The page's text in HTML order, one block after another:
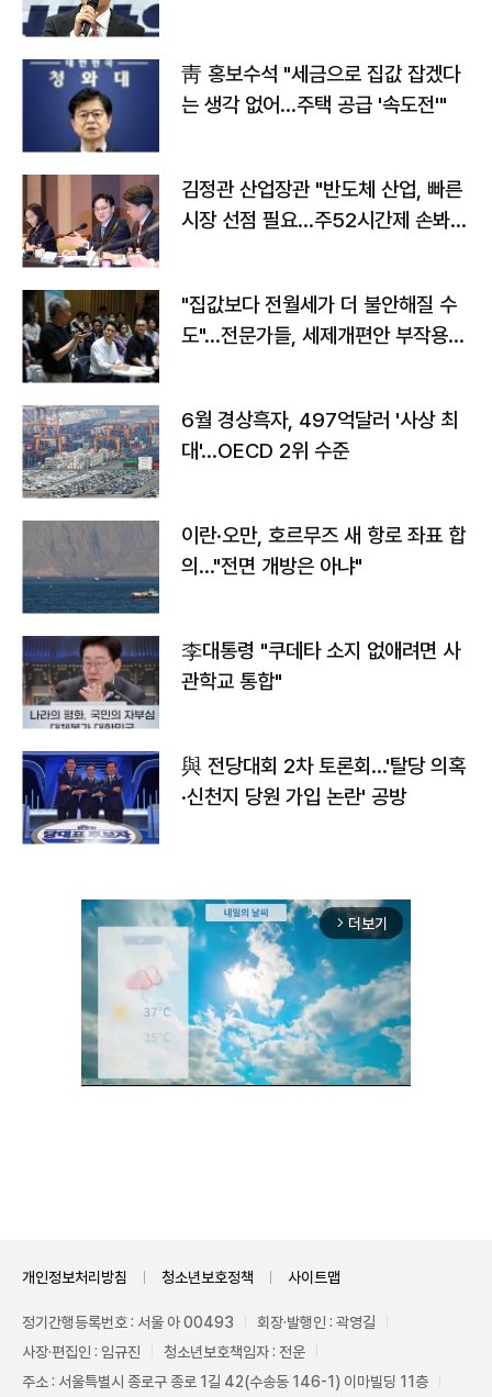
靑 홍보수석 "세금으로 집값 잡겠다
는 생각 없어…주택 공급 '속도전'"
김정관 산업장관 "반도체 산업, 빠른
시장 선점 필요…주52시간제 손봐
"집값보다 전월세가 더 불안해질 수
도"…전문가들, 세제개편안 부작용
6월 경상흑자, 497억달러 '사상 최
대'…OECD 2위 수준
이란·오만, 호르무즈 새 항로 좌표 합
의…"전면 개방은 아냐"
李대통령 "쿠데타 소지 없애려면 사
관학교 통합"
與 전당대회 2차 토론회…'탈당 의혹
·신천지 당원 가입 논란' 공방
arrow_forward_ios 더보기
개인정보처리방침 청소년보호정책 사이트맵
정기간행등록번호 : 서울 아 00493
회장·발행인 : 곽영길
사장·편집인 : 임규진
청소년보호책임자 : 전운
주소 : 서울특별시 종로구 종로 1길 42(수송동 146-1) 이마빌딩 11층